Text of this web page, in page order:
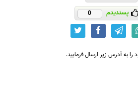
پسندیدم 0
به آدرس زیر ارسال فرمایید.